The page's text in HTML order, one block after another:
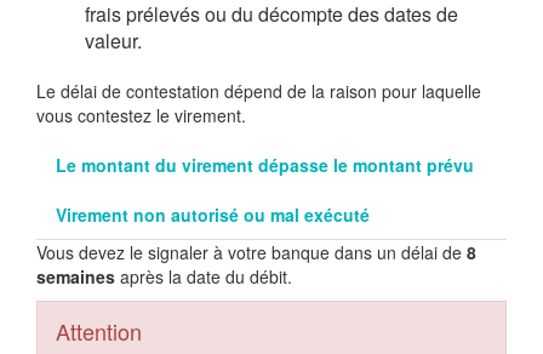
frais prélevés ou du décompte des dates de
valeur.
Le délai de contestation dépend de la raison pour laquelle
vous contestez le virement.
Le montant du virement dépasse le montant prévu
Virement non autorisé ou mal exécuté
Vous devez le signaler à votre banque dans un délai de 8
semaines après la date du débit.
Attention